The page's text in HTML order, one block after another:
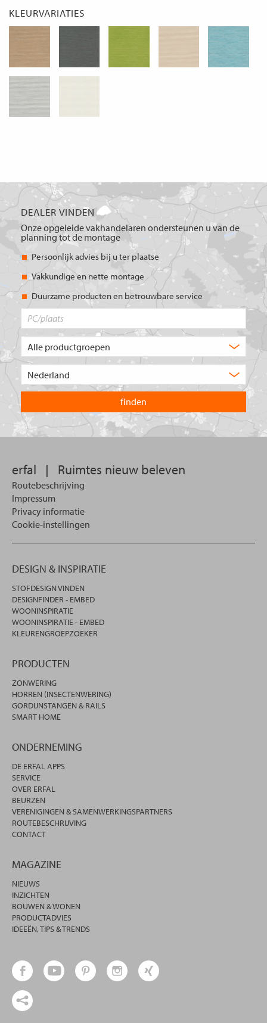
KLEURVARIATIES
DEALER VINDEN
Onze opgeleide vakhandelaren ondersteunen u van de
planning tot de montage
Persoonlijk advies bij u ter plaatse
Vakkundige en nette montage
Duurzame producten en betrouwbare service
product
u?
land
waarin
u
wilt
zoeken.
erfal | Ruimtes nieuw beleven
Routebeschrijving
Impressum
Privacy informatie
Cookie-instellingen
DESIGN & INSPIRATIE
STOFDESIGN VINDEN
DESIGNFINDER - EMBED
WOONINSPIRATIE
WOONINSPIRATIE - EMBED
KLEURENGROEPZOEKER
PRODUCTEN
ZONWERING
HORREN (INSECTENWERING)
GORDIJNSTANGEN & RAILS
SMART HOME
ONDERNEMING
DE ERFAL APPS
SERVICE
OVER ERFAL
BEURZEN
VERENIGINGEN & SAMENWERKINGSPARTNERS
ROUTEBESCHRIJVING
CONTACT
MAGAZINE
NIEUWS
INZICHTEN
BOUWEN & WONEN
PRODUCTADVIES
IDEEËN, TIPS & TRENDS